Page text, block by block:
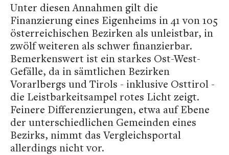
Unter diesen Annahmen gilt die
Finanzierung eines Eigenheims in 41 von 105
österreichischen Bezirken als unleistbar, in
zwölf weiteren als schwer finanzierbar.
Bemerkenswert ist ein starkes Ost-West-
Gefälle, da in sämtlichen Bezirken
Vorarlbergs und Tirols - inklusive Osttirol -
die Leistbarkeitsampel rotes Licht zeigt.
Feinere Differenzierungen, etwa auf Ebene
der unterschiedlichen Gemeinden eines
Bezirks, nimmt das Vergleichsportal
allerdings nicht vor.